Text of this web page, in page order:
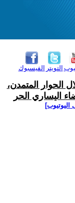
الفيسبوك التويتر
الحوار المتمدن،
اليساري الحر